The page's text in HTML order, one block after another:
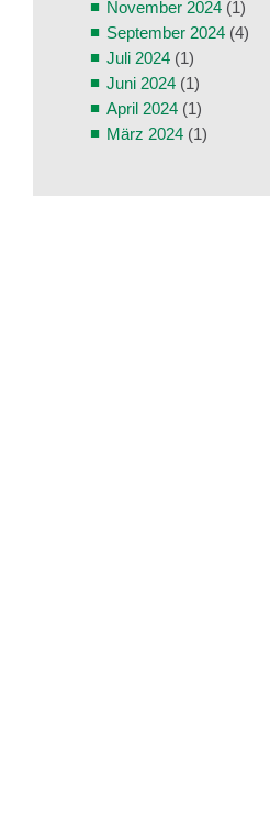
November 2024 (1)
September 2024 (4)
Juli 2024 (1)
Juni 2024 (1)
April 2024 (1)
März 2024 (1)